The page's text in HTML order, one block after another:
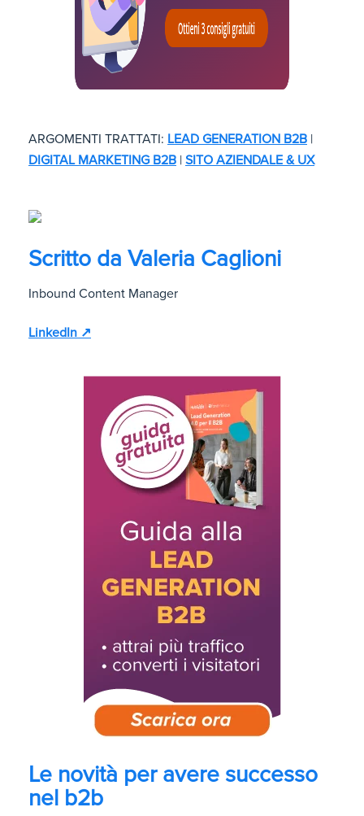
ARGOMENTI TRATTATI: LEAD GENERATION B2B |
DIGITAL MARKETING B2B | SITO AZIENDALE & UX
Scritto da Valeria Caglioni
Inbound Content Manager
LinkedIn ↗
Le novità per avere successo
nel b2b